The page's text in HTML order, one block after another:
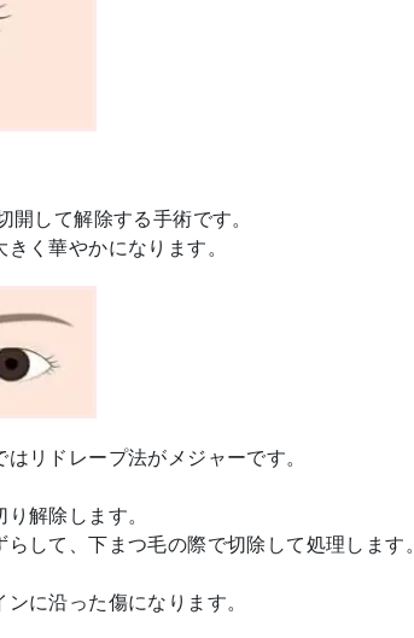
して解除する手術です。
く華やかになります。
リドレープ法がメジャーです。
解除します。
して、下まつ毛の際で切除して処理します。
に沿った傷になります。